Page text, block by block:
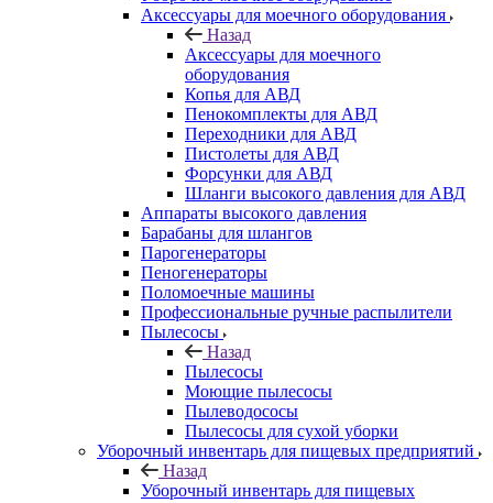
Аксессуары для моечного оборудования
Назад
Аксессуары для моечного
оборудования
Копья для АВД
Пенокомплекты для АВД
Переходники для АВД
Пистолеты для АВД
Форсунки для АВД
Шланги высокого давления для АВД
Аппараты высокого давления
Барабаны для шлангов
Парогенераторы
Пеногенераторы
Поломоечные машины
Профессиональные ручные распылители
Пылесосы
Назад
Пылесосы
Моющие пылесосы
Пылеводососы
Пылесосы для сухой уборки
Уборочный инвентарь для пищевых предприятий
Назад
Уборочный инвентарь для пищевых